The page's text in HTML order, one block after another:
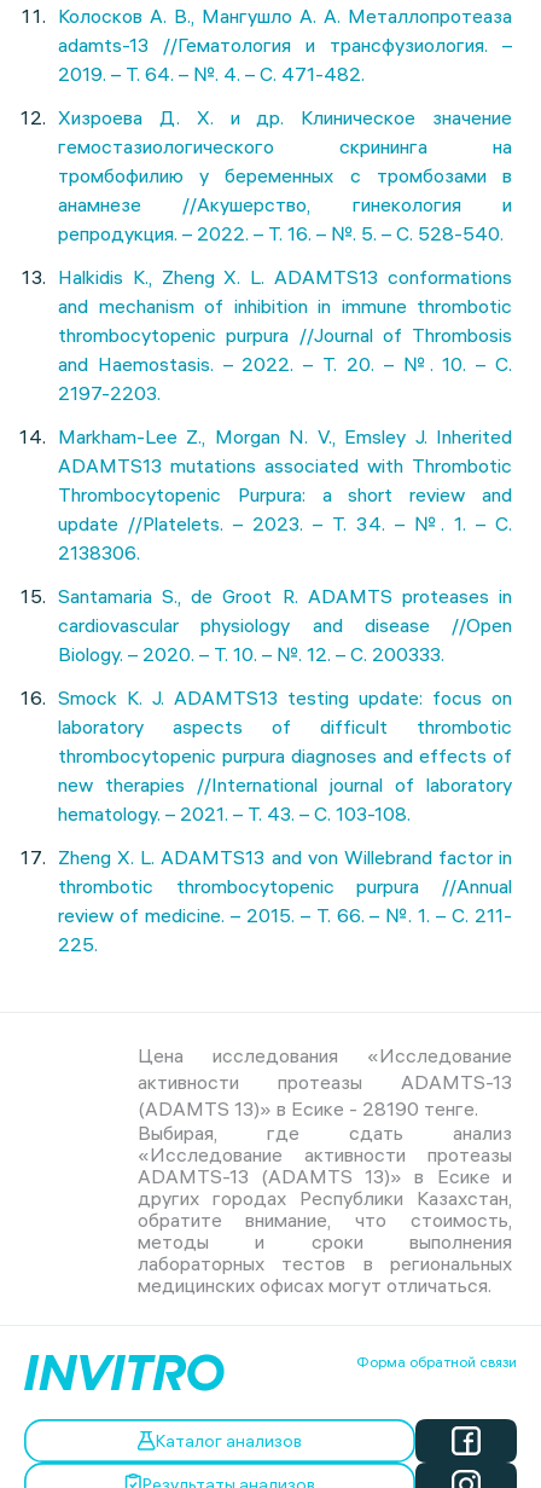
Колосков А. В., Мангушло А. А. Металлопротеаза
adamts-13 //Гематология и трансфузиология. –
2019. – Т. 64. – №. 4. – С. 471-482.
Хизроева Д. Х. и др. Клиническое значение
гемостазиологического скрининга на
тромбофилию у беременных с тромбозами в
анамнезе //Акушерство, гинекология и
репродукция. – 2022. – Т. 16. – №. 5. – С. 528-540.
Halkidis K., Zheng X. L. ADAMTS13 conformations
and mechanism of inhibition in immune thrombotic
thrombocytopenic purpura //Journal of Thrombosis
and Haemostasis. – 2022. – Т. 20. – №. 10. – С.
2197-2203.
Markham-Lee Z., Morgan N. V., Emsley J. Inherited
ADAMTS13 mutations associated with Thrombotic
Thrombocytopenic Purpura: a short review and
update //Platelets. – 2023. – Т. 34. – №. 1. – С.
2138306.
Santamaria S., de Groot R. ADAMTS proteases in
cardiovascular physiology and disease //Open
Biology. – 2020. – Т. 10. – №. 12. – С. 200333.
Smock K. J. ADAMTS13 testing update: focus on
laboratory aspects of difficult thrombotic
thrombocytopenic purpura diagnoses and effects of
new therapies //International journal of laboratory
hematology. – 2021. – Т. 43. – С. 103-108.
Zheng X. L. ADAMTS13 and von Willebrand factor in
thrombotic thrombocytopenic purpura //Annual
review of medicine. – 2015. – Т. 66. – №. 1. – С. 211-
225.
Цена исследования «Исследование
активности протеазы ADAMTS-13
(ADAMTS 13)» в Есике - 28190 тенге.
Выбирая, где сдать анализ
«Исследование активности протеазы
ADAMTS-13 (ADAMTS 13)» в Есике и
других городах Республики Казахстан,
обратите внимание, что стоимость,
методы и сроки выполнения
лабораторных тестов в региональных
медицинских офисах могут отличаться.
Форма обратной связи
Каталог анализов